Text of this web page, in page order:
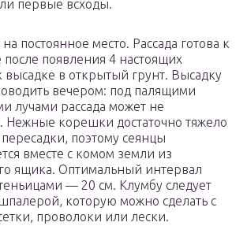
первые всходы.
постоянное место. Рассада готова к
после появления 4 настоящих
высадке в открытый грунт. Высадку
вечером: под палящими
лучами рассада может не
Нежные корешки достаточно тяжело
поэтому сеянцы
вместе с комом земли из
ящика. Оптимальный интервал
— 20 см. Клумбу следует
которую можно сделать с
проволоки или лески.